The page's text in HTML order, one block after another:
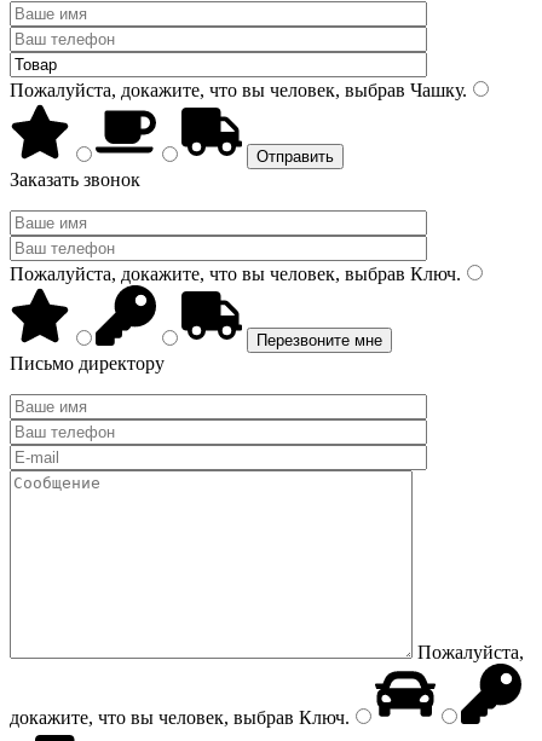
Пожалуйста, докажите, что вы человек, выбрав Чашку.
Заказать звонок
Пожалуйста, докажите, что вы человек, выбрав Ключ.
Письмо директору
Пожалуйста,
докажите, что вы человек, выбрав Ключ.